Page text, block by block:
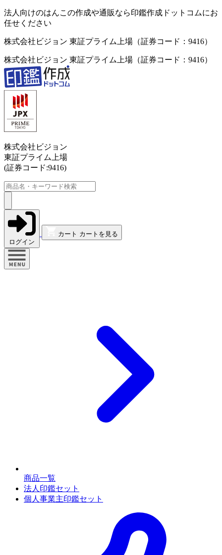
法人向けのはんこの作成や通販なら印鑑作成ドットコムにお
任せください
株式会社ビジョン 東証プライム上場（証券コード：9416）
株式会社ビジョン 東証プライム上場（証券コード：9416）
株式会社ビジョン
東証プライム上場
(証券コード:9416)
ログイン
カート カートを見る
商品一覧
法人印鑑セット
個人事業主印鑑セット